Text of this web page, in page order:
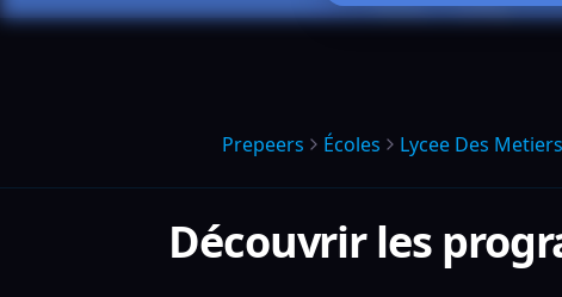
Prepeers Écoles Lycee Des
Découvrir les